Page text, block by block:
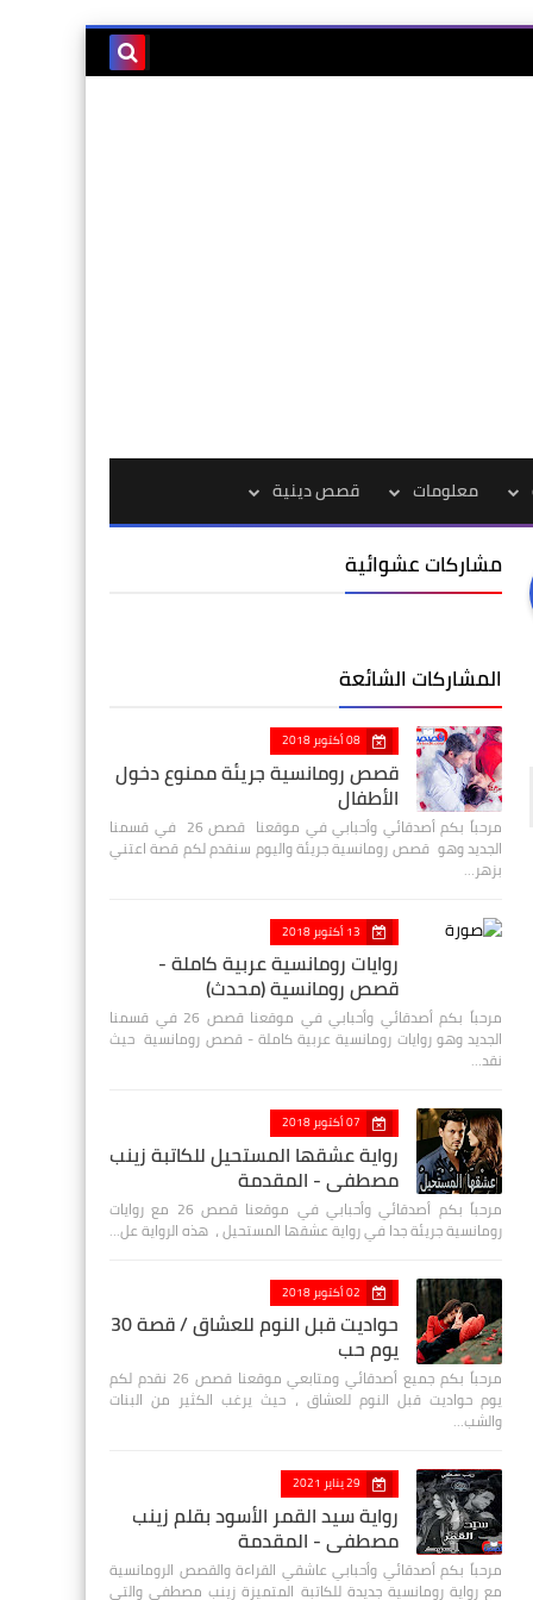
معلومات قصص دينية
مشاركات عشوائية
المشاركات الشائعة
08 أكتوبر 2018
قصص رومانسية جريئة ممنوع دخول
الأطفال
مرحباً بكم أصدقائي وأحبابي في موقعنا قصص 26 في قسمنا
الجديد وهو قصص رومانسية جريئة واليوم سنقدم لكم قصة اعتني
بزهر…
13 أكتوبر 2018
روايات رومانسية عربية كاملة -
قصص رومانسية (محدث)
مرحباً بكم أصدقائي وأحبابي في موقعنا قصص 26 في قسمنا
الجديد وهو روايات رومانسية عربية كاملة - قصص رومانسية حيث
نقد…
07 أكتوبر 2018
رواية عشقها المستحيل للكاتبة زينب
مصطفي - المقدمة
مرحباً بكم أصدقائي وأحبابي في موقعنا قصص 26 مع روايات
رومانسية جريئة جدا في رواية عشقها المستحيل ، هذه الرواية عل…
02 أكتوبر 2018
حواديت قبل النوم للعشاق / قصة 30
يوم حب
مرحباً بكم جميع أصدقائي ومتابعي موقعنا قصص 26 نقدم لكم
يوم حواديت قبل النوم للعشاق ، حيث يرغب الكثير من البنات
والشب…
29 يناير 2021
رواية سيد القمر الأسود بقلم زينب
مصطفي - المقدمة
مرحباً بكم أصدقائي وأحبابي عاشقي القراءة والقصص الرومانسية
مع رواية رومانسية جديدة للكاتبة المتميزة زينب مصطفى والتي